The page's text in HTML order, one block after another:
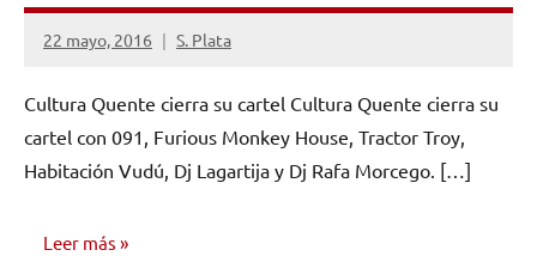
22 mayo, 2016 S. Plata
1
Cultura Quente cierra su cartel Cultura Quente cierra su
cartel con 091, Furious Monkey House, Tractor Troy,
Habitación Vudú, Dj Lagartija y Dj Rafa Morcego. […]
Leer más